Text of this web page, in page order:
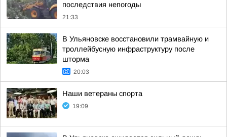
последствия непогоды
21:33
В Ульяновске восстановили трамвайную и
троллейбусную инфраструктуру после
шторма
20:03
Наши ветераны спорта
19:09